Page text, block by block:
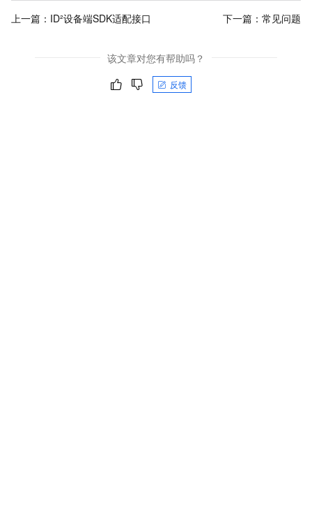
上一篇： ID²设备端SDK适配接口 下一篇： 常见问题
该文章对您有帮助吗？
反馈